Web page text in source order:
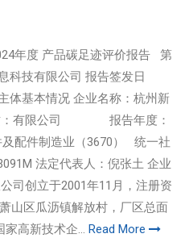
年度 产品碳足迹评价报告 第
科技有限公司 报告签发日
体基本情况 企业名称：杭州新
质：有限公司 报告年度：
配件制造业（3670） 统一社
法定代表人：倪张土 企业
司创立于2001年11月，注册资
山区瓜沥镇解放村，厂区总面
高新技术企... Read More